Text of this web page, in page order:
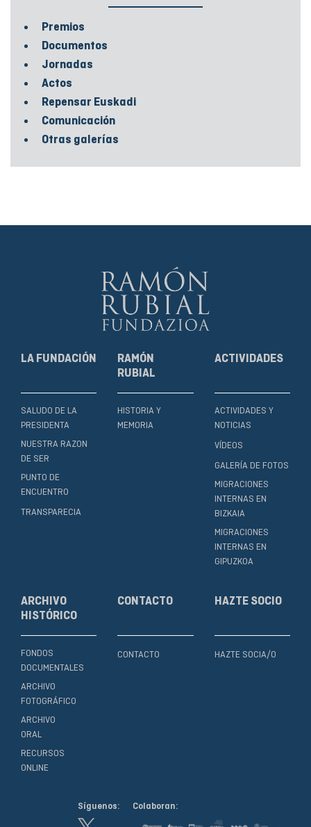
Premios
Documentos
Jornadas
Actos
Repensar Euskadi
Comunicación
Otras galerías
LA FUNDACIÓN
SALUDO DE LA
PRESIDENTA
NUESTRA RAZON
DE SER
PUNTO DE
ENCUENTRO
TRANSPARECIA
RAMÓN
RUBIAL
HISTORIA Y
MEMORIA
ACTIVIDADES
ACTIVIDADES Y
NOTICIAS
VÍDEOS
GALERÍA DE FOTOS
MIGRACIONES
INTERNAS EN
BIZKAIA
MIGRACIONES
INTERNAS EN
GIPUZKOA
ARCHIVO
HISTÓRICO
FONDOS
DOCUMENTALES
ARCHIVO
FOTOGRÁFICO
ARCHIVO
ORAL
RECURSOS
ONLINE
CONTACTO
CONTACTO
HAZTE SOCIO
HAZTE SOCIA/O
Síguenos: Colaboran: